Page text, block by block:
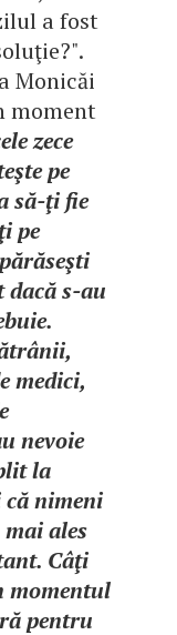
a fost
Monicăi
moment
zece
pe
să-ţi fie
pe
s-au
medici,
nevoie
la
că nimeni
ales
Câţi
momentul
pentru